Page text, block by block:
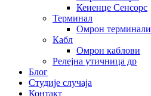
Кеиенце Сенсорс
Терминал
Омрон терминали
Кабл
Омрон каблови
Релејна утичница др
Блог
Студије случаја
Контакт